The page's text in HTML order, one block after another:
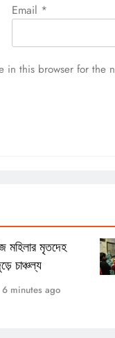
Email *
in this browser for the
মহিলার মৃতদেহ
চাঞ্চল্য
6 minutes ago